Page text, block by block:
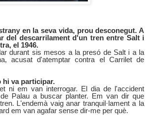
en la seva vida, prou desconegut. A
del descarrilament d'un tren entre Salt i
el 1946.
durant sis mesos a la presó de Salt i a la
acusat d'atemptar contra el Carrilet de
hi va participar.
ni em van interrogar. El
dia de l'accident
Palau a buscar planter. Em van dir que
L'endemà vaig anar tranquil·lament a la
em van agafar sense dir-me per què.